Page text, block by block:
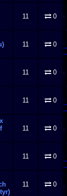
11 0
11 0
11 0
11 0
11 0
11 0
11 0